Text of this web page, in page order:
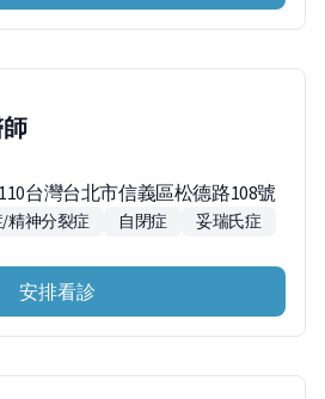
110台灣台北市信義區松德路108號
精神分裂症 自閉症
妥瑞氏症
安排看診